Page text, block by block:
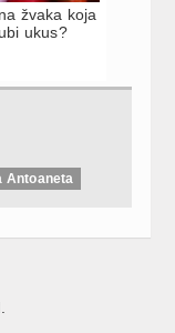
žvaka koja
ukus?
Antoaneta